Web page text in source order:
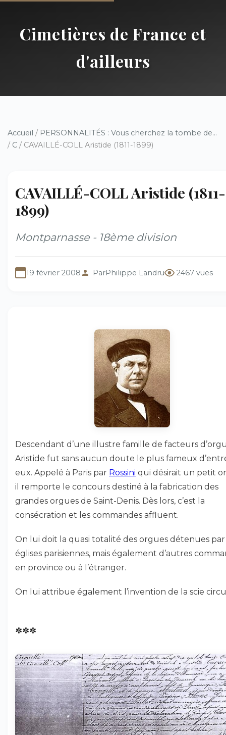
Cimetières de France et
d'ailleurs
Accueil / PERSONNALITÉS : Vous cherchez la tombe de...
/ C / CAVAILLÉ-COLL Aristide (1811-1899)
CAVAILLÉ-COLL Aristide (1811-
1899)
Montparnasse - 18ème division
19 février 2008 ParPhilippe Landru 2467 vues
Descendant d’une illustre famille de facteurs
Aristide fut sans aucun doute le plus fameux
eux. Appelé à Paris par Rossini qui désirait un petit
il remporte le concours destiné à la fabrication des
grandes orgues de Saint-Denis. Dès lors, c’est la
consécration et les commandes affluent.
On lui doit la quasi totalité des orgues détenues par
églises parisiennes, mais également d’autres
en province ou à l’étranger.
On lui attribue également l’invention de la scie
***